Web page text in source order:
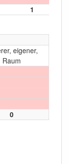
1
eigener,
Raum
0